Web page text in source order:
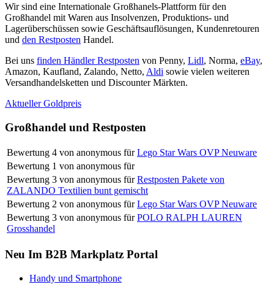
Wir sind eine Internationale Großhanels-Plattform für den
Großhandel mit Waren aus Insolvenzen, Produktions- und
Lagerüberschüssen sowie Geschäftsauflösungen, Kundenretouren
und den Restposten Handel.
Bei uns finden Händler Restposten von Penny, Lidl, Norma, eBay,
Amazon, Kaufland, Zalando, Netto, Aldi sowie vielen weiteren
Versandhandelsketten und Discounter Märkten.
Aktueller Goldpreis
Großhandel und Restposten
Bewertung 4 von anonymous für Lego Star Wars OVP Neuware
Bewertung 1 von anonymous für
Bewertung 3 von anonymous für Restposten Pakete von
ZALANDO Textilien bunt gemischt
Bewertung 2 von anonymous für Lego Star Wars OVP Neuware
Bewertung 3 von anonymous für POLO RALPH LAUREN
Grosshandel
Neu Im B2B Markplatz Portal
Handy und Smartphone